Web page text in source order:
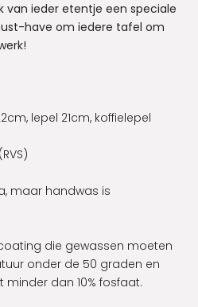
van ieder etentje een speciale
have om iedere tafel om
lepel 21cm, koffielepel
maar handwas is
die gewassen moeten
onder de 50 graden en
dan 10% fosfaat.